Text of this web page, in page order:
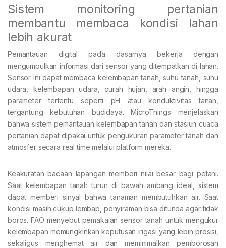
Sistem monitoring pertanian
membantu membaca kondisi lahan
lebih akurat
Pemantauan digital pada dasarnya bekerja dengan
mengumpulkan informasi dari sensor yang ditempatkan di lahan.
Sensor ini dapat membaca kelembapan tanah, suhu tanah, suhu
udara, kelembapan udara, curah hujan, arah angin, hingga
parameter tertentu seperti pH atau konduktivitas tanah,
tergantung kebutuhan budidaya. MicroThings menjelaskan
bahwa sistem pemantauan kelembapan tanah dan stasiun cuaca
pertanian dapat dipakai untuk pengukuran parameter tanah dan
atmosfer secara real time melalui platform mereka.
Keakuratan bacaan lapangan memberi nilai besar bagi petani.
Saat kelembapan tanah turun di bawah ambang ideal, sistem
dapat memberi sinyal bahwa tanaman membutuhkan air. Saat
kondisi masih cukup lembap, penyiraman bisa ditunda agar tidak
boros. FAO menyebut pemakaian sensor tanah untuk mengukur
kelembapan memungkinkan keputusan irigasi yang lebih presisi,
sekaligus menghemat air dan meminimalkan pemborosan